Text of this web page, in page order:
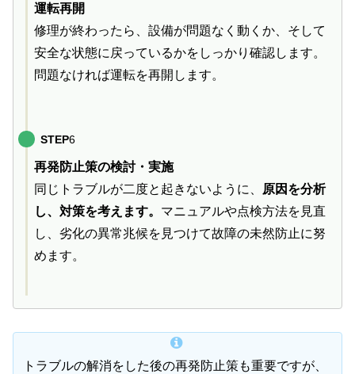
運転再開
修理が終わったら、設備が問題なく動くか、そして
安全な状態に戻っているかをしっかり確認します。
問題なければ運転を再開します。
STEP6
再発防止策の検討・実施
同じトラブルが二度と起きないように、
原因を分析
し、対策を考えます。 マニュアルや点検方法を見直
し、劣化の異常兆候を見つけて故障の未然防止に努
めます。
トラブルの解消をした後の再発防止策も重要ですが、